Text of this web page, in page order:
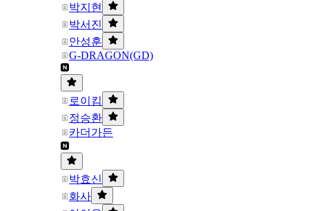
박지현
박서진
안성훈
G-DRAGON(GD)
로이킴
정승환
카더가든
박효신
화사